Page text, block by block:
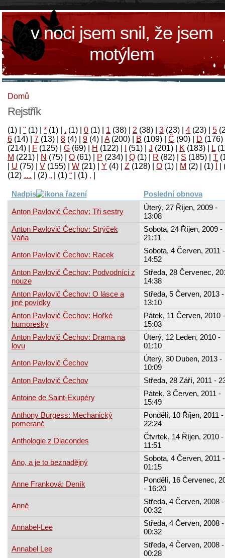
v noci jsem snil, že jsem
motýlem
Domů
Rejstřík
(1) " (1) * (1) . (1) 0 (1) 1 (38) 2 (38) 3 (23) 4 (23) 5
6 (14) 7 (13) 8 (4) 9 (4) A(200) B (109) Č (90) D (176)
(214)
F (125) G (69) H (122) (51) J (201) K (183) L
M (221) N (75) O (61) P (234) Q (1) R (82) S (185) T
U (75) V (155) W (21) Y (4) Z (128) Ο (1) М (2)
(1)
‚
(1)
“
(1)
„
(2)
…
(12)
Nadpis Poslední obnova
Anton Pavlovič Čechov: Tři sestry
Úterý, 27 Říjen, 2009 -
13:08
Anton Pavlovič Čechov: Strýček
Váňa
Sobota, 24 Říjen, 2009 -
21:11
Anton Pavlovič Čechov: Racek
Sobota, 4 Červen, 2011 -
14:52
Anton Pavlovič Čechov: Podvodníci z
nouze
Středa, 28 Červenec,
14:38
Anton Pavlovič Čechov: O lásce a
jiné povídky
Středa, 5 Červen, 2013 -
13:10
Anton Pavlovič Čechov: Hořké
humoresky
Pátek, 11 Červen, 2010 -
15:03
Anton Pavlovič Čechov: Drama na
lovu
Úterý, 12 Leden, 2010 -
01:10
Anton Pavlovič Čechov
Úterý, 30 Duben, 2013 -
10:09
Anton Pavlovič Čechov
Středa, 28 Září, 2011 -
Antoine de Saint-Exupéry
Pátek, 3 Červen, 2011 -
15:49
Anthony Burgess: Mechanický
pomeranč
Pondělí, 10 Říjen, 2011 -
22:24
Anthologie z Diacondes
Čtvrtek, 14 Říjen, 2010 -
11:51
Ano, a je to beznadějný
Sobota, 4 Červen, 2011 -
01:15
Anne Franková: Deník
Pondělí, 16 Červenec,
- 16:20
Anně
Středa, 4 Červen, 2008 -
00:32
Annabel-Lee
Středa, 4 Červen, 2008 -
00:32
Annabel Lee
Středa, 4 Červen, 2008 -
00:28